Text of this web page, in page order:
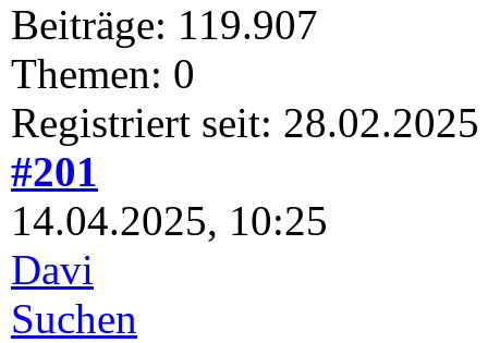
Beiträge: 119.907
Themen: 0
Registriert seit: 28.02.2025
#201
14.04.2025, 10:25
Davi
Suchen